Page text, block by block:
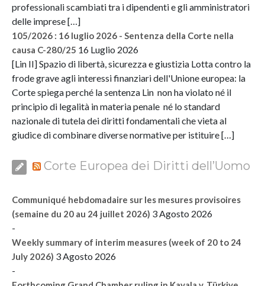
professionali scambiati tra i dipendenti e gli amministratori
delle imprese […]
105/2026 : 16 luglio 2026 - Sentenza della Corte nella
causa C-280/25 16 Luglio 2026
[Lin II] Spazio di libertà, sicurezza e giustizia Lotta contro la
frode grave agli interessi finanziari dell'Unione europea: la
Corte spiega perché la sentenza Lin non ha violato né il
principio di legalità in materia penale né lo standard
nazionale di tutela dei diritti fondamentali che vieta al
giudice di combinare diverse normative per istituire […]
Corte Europea dei Diritti dell’Uomo
Communiqué hebdomadaire sur les mesures provisoires
(semaine du 20 au 24 juillet 2026) 3 Agosto 2026
-
Weekly summary of interim measures (week of 20 to 24
July 2026) 3 Agosto 2026
-